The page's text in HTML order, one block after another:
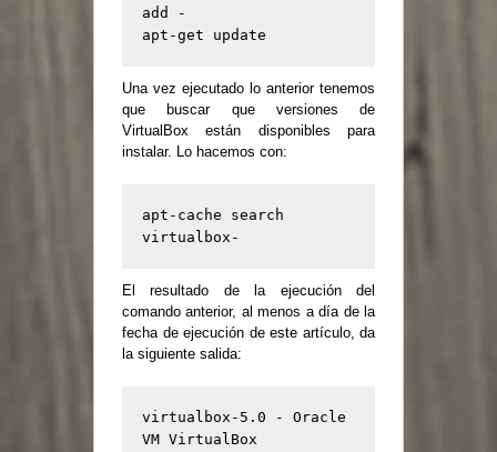
add -
Una vez ejecutado lo anterior tenemos
que buscar que versiones de
VirtualBox están disponibles para
instalar. Lo hacemos con:
apt-cache search
virtualbox-
El resultado de la ejecución del
comando anterior, al menos a día de la
fecha de ejecución de este artículo, da
la siguiente salida:
virtualbox-5.0 - Oracle
VM VirtualBox